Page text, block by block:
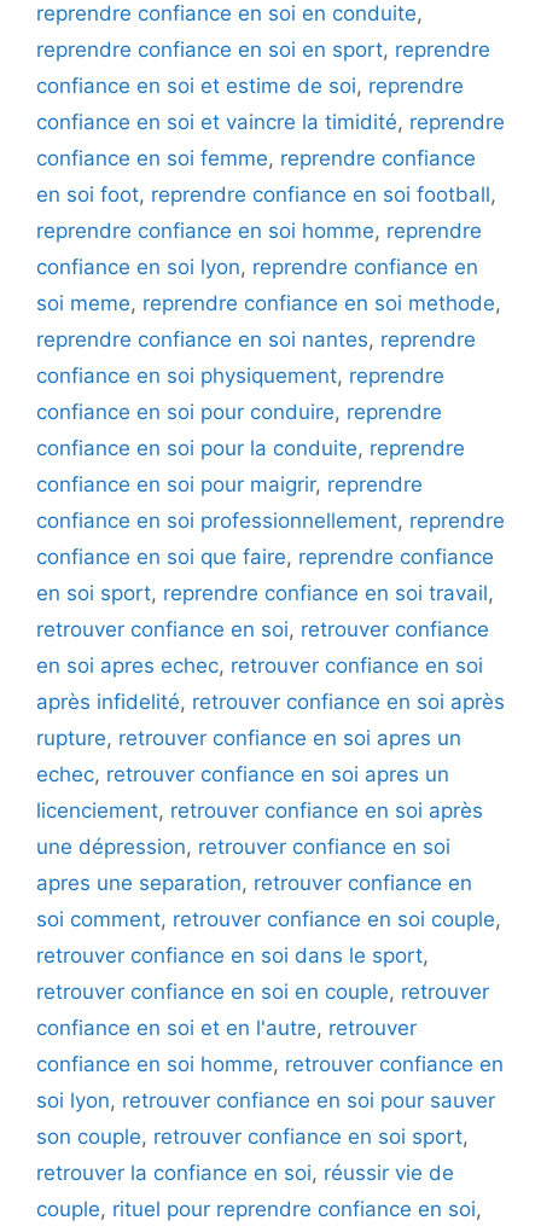
reprendre confiance en soi en conduite,
reprendre confiance en soi en sport, reprendre
confiance en soi et estime de soi, reprendre
confiance en soi et vaincre la timidité, reprendre
confiance en soi femme, reprendre confiance
en soi foot, reprendre confiance en soi football,
reprendre confiance en soi homme, reprendre
confiance en soi lyon, reprendre confiance en
soi meme, reprendre confiance en soi methode,
reprendre confiance en soi nantes, reprendre
confiance en soi physiquement, reprendre
confiance en soi pour conduire, reprendre
confiance en soi pour la conduite, reprendre
confiance en soi pour maigrir, reprendre
confiance en soi professionnellement, reprendre
confiance en soi que faire, reprendre confiance
en soi sport, reprendre confiance en soi travail,
retrouver confiance en soi, retrouver confiance
en soi apres echec, retrouver confiance en soi
après infidelité, retrouver confiance en soi après
rupture, retrouver confiance en soi apres un
echec, retrouver confiance en soi apres un
licenciement, retrouver confiance en soi après
une dépression, retrouver confiance en soi
apres une separation, retrouver confiance en
soi comment, retrouver confiance en soi couple,
retrouver confiance en soi dans le sport,
retrouver confiance en soi en couple, retrouver
confiance en soi et en l'autre, retrouver
confiance en soi homme, retrouver confiance en
soi lyon, retrouver confiance en soi pour sauver
son couple, retrouver confiance en soi sport,
retrouver la confiance en soi, réussir vie de
couple, rituel pour reprendre confiance en soi,